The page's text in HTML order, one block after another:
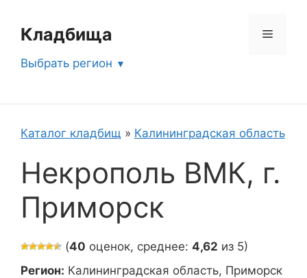
содержимому
Кладбища Меню
Выбрать регион
Каталог кладбищ » Калининградская область
Некрополь ВМК, г.
Приморск
(40 оценок, среднее: 4,62 из 5)
Регион: Калининградская область, Приморск